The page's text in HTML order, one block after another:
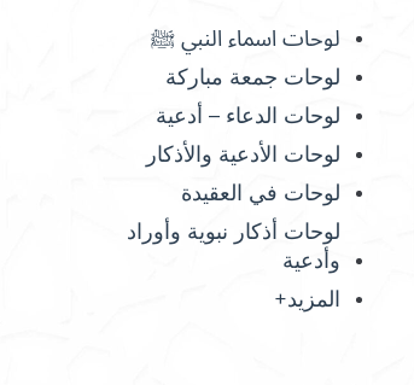
لوحات اسماء النبي ﷺ
لوحات جمعة مباركة
لوحات الدعاء – أدعية
لوحات الأدعية والأذكار
لوحات في العقيدة
لوحات أذكار نبوية وأوراد
وأدعية
المزيد+